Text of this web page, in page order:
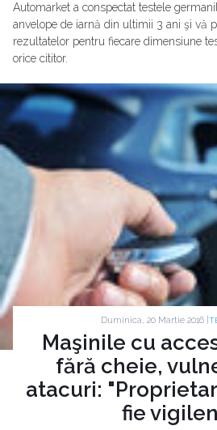
Automarket a conspectat testele
anvelope de iarnă din ultimii 3 ani şi vă
rezultatelor pentru fiecare dimensiune
orice cititor.
Duminica, 20 Martie 2016 |
Maşinile cu
fără cheie,
atacuri:
fie